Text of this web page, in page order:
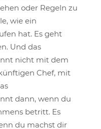
oder Regeln zu
wie ein
hat. Es geht
Und das
nicht mit dem
Chef, mit
dann, wenn du
betritt. Es
du machst dir